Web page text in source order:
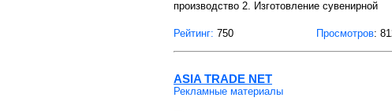
производство 2. Изготовление сувенирной
Рейтинг: 750 Просмотров:
ASIA TRADE NET
Рекламные материалы